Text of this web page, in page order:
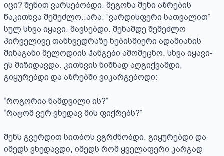
იცი? შენით ვარსებობდი. მეგონა შენი აზრების
წაკითხვა შემეძლო..არა. “ვარდისფერი სათვალით”
სულ სხვა იყავი. მავსებდი. შენამდე შემეძლო
პირველივე თანხვედრაზე ნებისმიერი ადამიანის
შინაგანი მელოდიის ჰანგები ამომეცნო. სხვა იყავი-
ეს მიზიდავდა. კითხვის ნიშნად აღგიქვამდი,
გიყურებდი და აზრებში ვიკარგებოდი:
“როგორია ნამდვილი ის?”
“რატომ ვერ ვხედავ მის ფიქრებს?”
შენს გვერდით სითბოს ვგრძნობდი. გიყურებდი და
იმედს ვხედავდი, იმედს რომ ყველაფერი კარგად